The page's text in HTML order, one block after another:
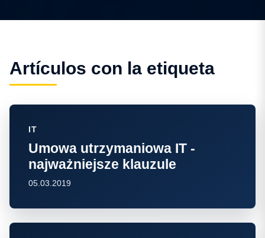
Artículos con la etiqueta
IT
Umowa utrzymaniowa IT -
najważniejsze klauzule
05.03.2019